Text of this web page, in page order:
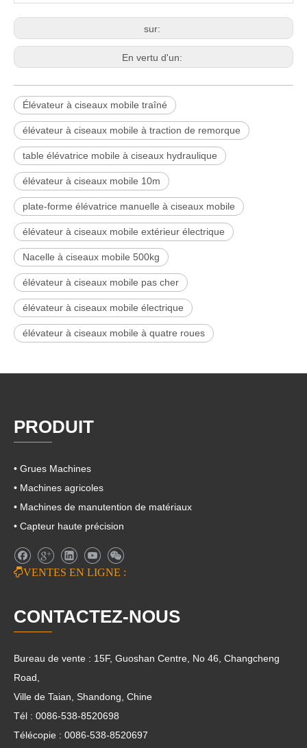
sur:
En vertu d'un:
Élévateur à ciseaux mobile traîné
élévateur à ciseaux mobile à traction de remorque
table élévatrice mobile à ciseaux hydraulique
élévateur à ciseaux mobile 10m
plate-forme élévatrice manuelle à ciseaux mobile
élévateur à ciseaux mobile extérieur électrique
Nacelle à ciseaux mobile 500kg
élévateur à ciseaux mobile pas cher
élévateur à ciseaux mobile électrique
élévateur à ciseaux mobile à quatre roues
PRODUIT
• Grues Machines
• Machines agricoles
• Machines de manutention de matériaux
• Capteur haute précision
VENTES EN LIGNE :
CONTACTEZ-NOUS
Bureau de vente : 15F, Guoshan Centre, No 46, Changcheng
Road,
Ville de Taian, Shandong, Chine
Tél : 0086-538-8520698
Télécopie : 0086-538-8520697